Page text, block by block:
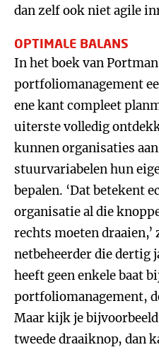
dan zelf ook niet agile
OPTIMALE BALANS
In het boek van
portfoliomanagement
ene kant compleet
uiterste volledig
kunnen organisaties
stuurvariabelen hun
bepalen. ‘Dat betekent
organisatie al die
rechts moeten draaien,’
netbeheerder die dertig
heeft geen enkele baat
portfoliomanagement,
Maar kijk je
tweede draaiknop, dan